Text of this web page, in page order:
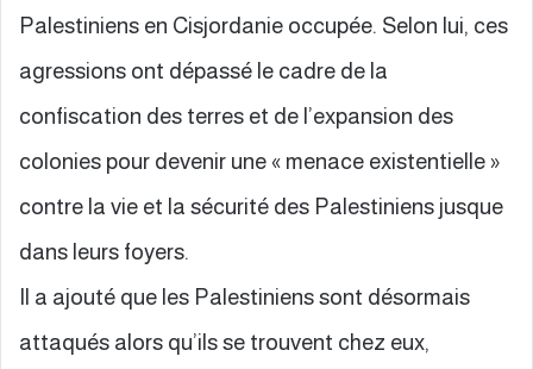
Palestiniens en Cisjordanie occupée. Selon lui, ces
agressions ont dépassé le cadre de la
confiscation des terres et de l’expansion des
colonies pour devenir une « menace existentielle »
contre la vie et la sécurité des Palestiniens jusque
dans leurs foyers.
Il a ajouté que les Palestiniens sont désormais
attaqués alors qu’ils se trouvent chez eux,